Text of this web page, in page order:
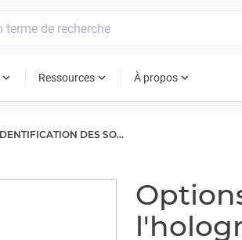
expand_more Ressources expand_more À propos expand_more
IDENTIFICATION DES SOURCES DE BRUIT